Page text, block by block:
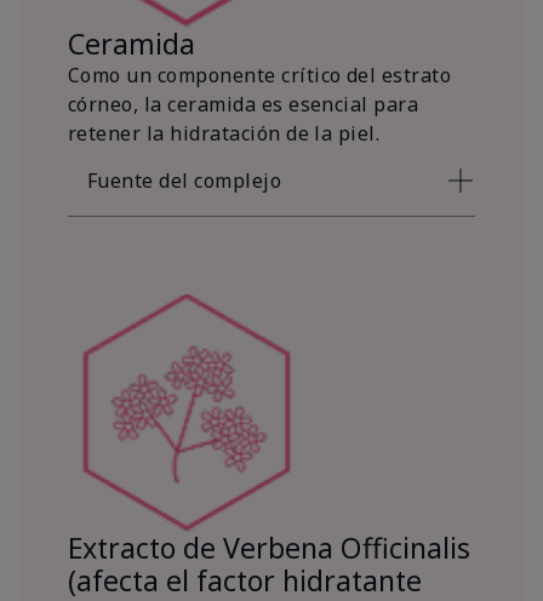
Ceramida
Como un componente crítico del estrato
córneo, la ceramida es esencial para
retener la hidratación de la piel.
Fuente del complejo
Extracto de Verbena Officinalis
(afecta el factor hidratante